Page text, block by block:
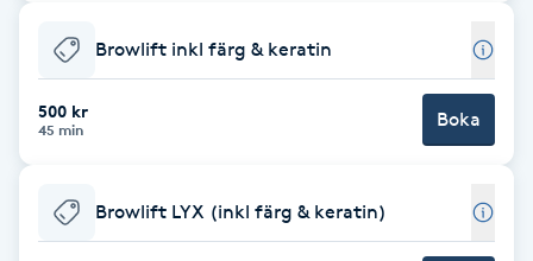
Brynfärgning
Brynplockning
Browlift inkl färg & keratin
500 kr
45 min Boka
Browlift LYX (inkl färg & keratin)